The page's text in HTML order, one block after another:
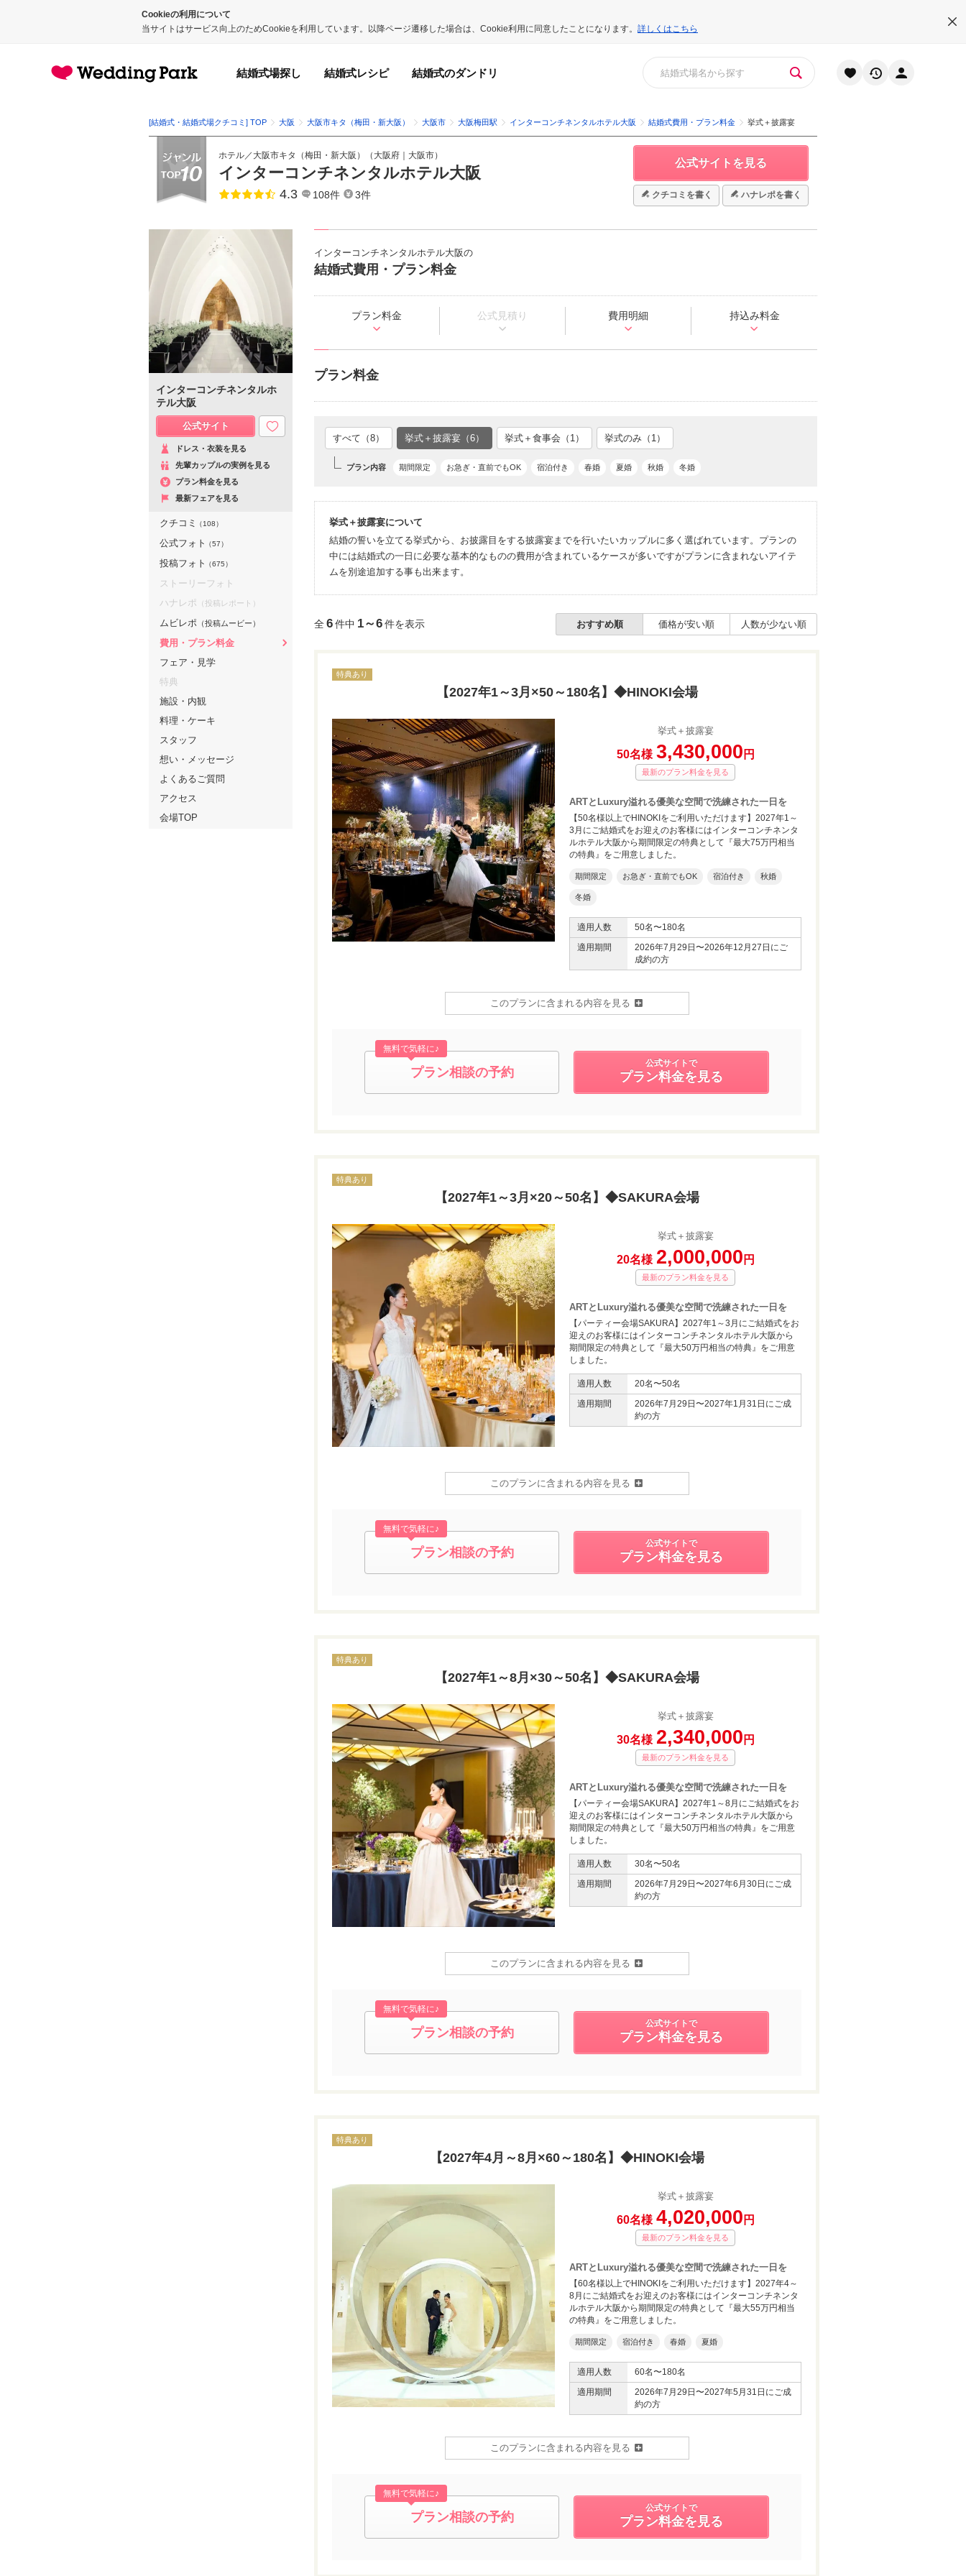
Cookieの利用について
当サイトはサービス向上のためCookieを利用しています。以降ページ遷移した場合は、Cookie利用に同意したことになります。 詳しくはこちら
結婚式場探し 結婚式レシピ 結婚式のダンドリ
[結婚式・結婚式場クチコミ] TOP 大阪 大阪市キタ（梅田・新大阪） 大阪市 大阪梅田駅 インターコンチネンタルホテル大阪 結婚式費用・プラン料金 挙式＋披露宴
ホテル／ 大阪市キタ（梅田・新大阪） （ 大阪府 大阪市）
インターコンチネンタルホテル大阪
点数
4.3 108件 3件
公式サイトを見る
クチコミを書く ハナレポを書く
インターコンチネンタルホテル大阪の
結婚式費用・プラン料金
プラン料金 公式見積り 費用明細 持込み料金
プラン料金
すべて（8） 挙式＋披露宴（6） 挙式＋食事会（1） 挙式のみ（1）
プラン内容 期間限定 お急ぎ・直前でもOK 宿泊付き 春婚 夏婚 秋婚 冬婚
挙式＋披露宴について
結婚の誓いを立てる挙式から、お披露目をする披露宴までを行いたいカップルに多く選ばれています。プランの
中には結婚式の一日に必要な基本的なものの費用が含まれているケースが多いですがプランに含まれないアイテ
ムを別途追加する事も出来ます。
全6件中 1～6件を表示 おすすめ順 価格が安い順 人数が少ない順
特典あり
【2027年1～3月×50～180名】◆HINOKI会場
挙式＋披露宴
50名様 3,430,000 円
最新のプラン料金を見る
ARTとLuxury溢れる優美な空間で洗練された一日を
【50名様以上でHINOKIをご利用いただけます】2027年1～
3月にご結婚式をお迎えのお客様にはインターコンチネンタ
ルホテル大阪から期間限定の特典として『最大75万円相当
の特典』をご用意しました。
期間限定 お急ぎ・直前でもOK 宿泊付き 秋婚
冬婚
適用人数
50名〜180名
適用期間
2026年7月29日〜2026年12月27日にご
成約の方
このプランに含まれる内容を見る
無料で気軽に♪
プラン相談の予約
公式サイトで
プラン料金を見る
特典あり
【2027年1～3月×20～50名】◆SAKURA会場
挙式＋披露宴
20名様 2,000,000 円
最新のプラン料金を見る
ARTとLuxury溢れる優美な空間で洗練された一日を
【パーティー会場SAKURA】2027年1～3月にご結婚式をお
迎えのお客様にはインターコンチネンタルホテル大阪から
期間限定の特典として『最大50万円相当の特典』をご用意
しました。
適用人数
20名〜50名
適用期間
2026年7月29日〜2027年1月31日にご成
約の方
このプランに含まれる内容を見る
無料で気軽に♪
プラン相談の予約
公式サイトで
プラン料金を見る
特典あり
【2027年1～8月×30～50名】◆SAKURA会場
挙式＋披露宴
30名様 2,340,000 円
最新のプラン料金を見る
ARTとLuxury溢れる優美な空間で洗練された一日を
【パーティー会場SAKURA】2027年1～8月にご結婚式をお
迎えのお客様にはインターコンチネンタルホテル大阪から
期間限定の特典として『最大50万円相当の特典』をご用意
しました。
適用人数
30名〜50名
適用期間
2026年7月29日〜2027年6月30日にご成
約の方
このプランに含まれる内容を見る
無料で気軽に♪
プラン相談の予約
公式サイトで
プラン料金を見る
特典あり
【2027年4月～8月×60～180名】◆HINOKI会場
挙式＋披露宴
60名様 4,020,000 円
最新のプラン料金を見る
ARTとLuxury溢れる優美な空間で洗練された一日を
【60名様以上でHINOKIをご利用いただけます】2027年4～
8月にご結婚式をお迎えのお客様にはインターコンチネンタ
ルホテル大阪から期間限定の特典として『最大55万円相当
の特典』をご用意しました。
期間限定 宿泊付き 春婚 夏婚
適用人数
60名〜180名
適用期間
2026年7月29日〜2027年5月31日にご成
約の方
このプランに含まれる内容を見る
無料で気軽に♪
プラン相談の予約
公式サイトで
プラン料金を見る
インターコンチネンタルホ
テル大阪
公式サイト
ドレス・衣装を見る
先輩カップルの実例を見る
プラン料金を見る
最新フェアを見る
クチコミ （108）
公式フォト （57）
投稿フォト （675）
ストーリーフォト
ハナレポ （投稿レポート）
ムビレポ （投稿ムービー）
費用・プラン料金
フェア・見学
特典
施設・内観
料理・ケーキ
スタッフ
想い・メッセージ
よくあるご質問
アクセス
会場TOP